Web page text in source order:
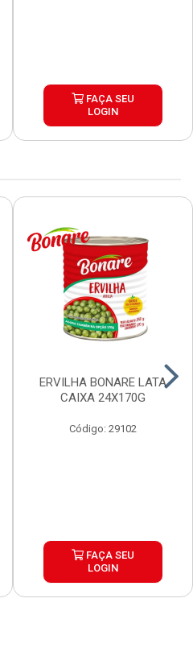
FAÇA SEU
LOGIN
ERVILHA BONARE LATA
CAIXA 24X170G
Código: 29102
FAÇA SEU
LOGIN